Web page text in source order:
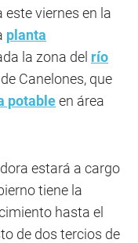
viernes en la
planta
la zona del río
Canelones, que
potableen área
estará a cargo
tiene la
hasta el
de dos tercios de